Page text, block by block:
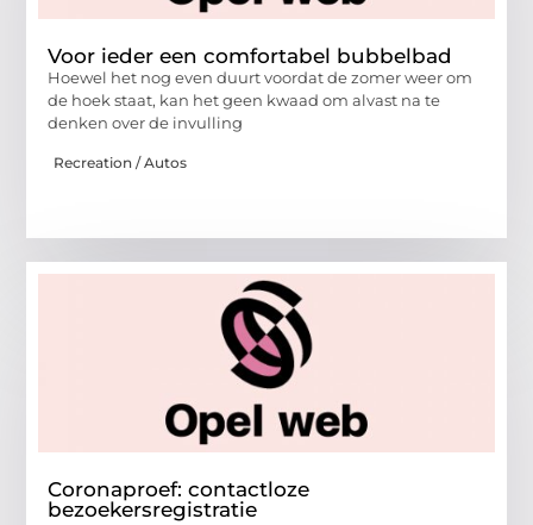
Voor ieder een comfortabel bubbelbad
Hoewel het nog even duurt voordat de zomer weer om
de hoek staat, kan het geen kwaad om alvast na te
denken over de invulling
Recreation / Autos
Coronaproef: contactloze
bezoekersregistratie